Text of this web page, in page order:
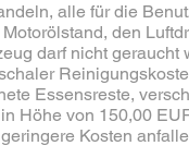
alle für die
den
darf nicht geraucht
Essensreste,
Höhe von 150,00
Kosten